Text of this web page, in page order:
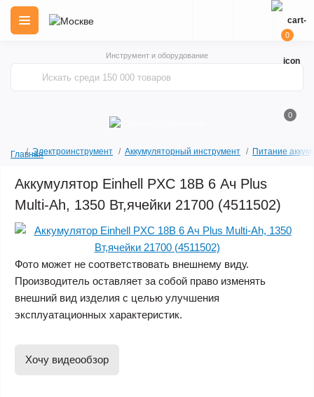
Инструмент и оборудование
0
0
ГлавнаяЭлектроинструмент Аккумуляторный инструмент Питание
Аккумулятор Einhell PXC 18В 6 Aч Plus
Multi-Ah, 1350 Вт,ячейки 21700 (4511502)
Фото может не соответствовать внешнему виду.
Производитель оставляет за собой право изменять
внешний вид изделия с целью улучшения
эксплуатационных характеристик.
Хочу видеообзор